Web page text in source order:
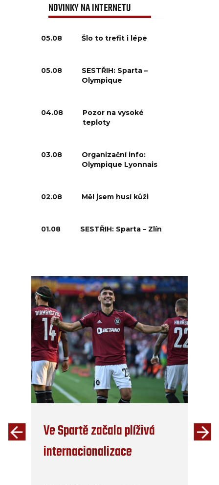
NOVINKY NA INTERNETU
05.08 Šlo to trefit i lépe
05.08
SESTŘIH: Sparta –
Olympique
04.08
Pozor na vysoké
teploty
03.08
Organizační info:
Olympique Lyonnais
02.08 Měl jsem husí kůži
01.08 SESTŘIH: Sparta – Zlín
Ve Spartě začala plíživá
internacionalizace